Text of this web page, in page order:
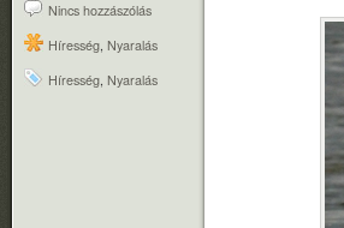
Nincs hozzászólás
Híresség, Nyaralás
Híresség, Nyaralás